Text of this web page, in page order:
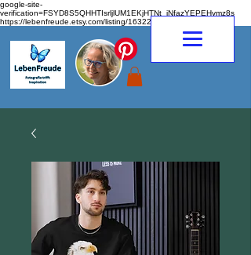
google-site-
verification=FSYD8S5QHHTIsrljlUM1EKjHTNt_jNfazYEPEHymz8s
https://lebenfreude.etsy.com/listing/1632263968